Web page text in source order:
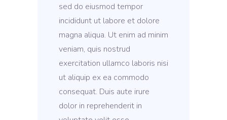
sed do eiusmod tempor
incididunt ut labore et dolore
magna aliqua. Ut enim ad minim
veniam, quis nostrud
exercitation ullamco laboris nisi
ut aliquip ex ea commodo
consequat. Duis aute irure
dolor in reprehenderit in